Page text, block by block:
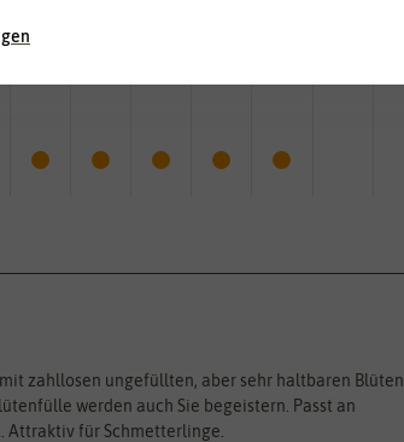
Jun.
zahllosen ungefüllten, aber sehr haltbaren Blüten.
werden auch Sie begeistern. Passt an
Attraktiv für Schmetterlinge.